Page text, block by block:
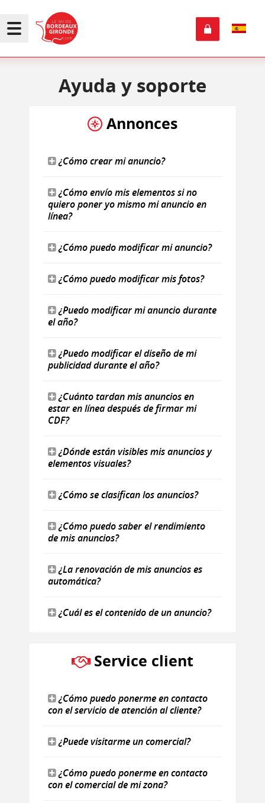
Ayuda y soporte
Annonces
¿Cómo crear mi anuncio?
¿Cómo envío mis elementos si no
quiero poner yo mismo mi anuncio en
línea?
¿Cómo puedo modificar mi anuncio?
¿Cómo puedo modificar mis fotos?
¿Puedo modificar mi anuncio durante
el año?
¿Puedo modificar el diseño de mi
publicidad durante el año?
¿Cuánto tardan mis anuncios en
estar en línea después de firmar mi
CDF?
¿Dónde están visibles mis anuncios y
elementos visuales?
¿Cómo se clasifican los anuncios?
¿Cómo puedo saber el rendimiento
de mis anuncios?
¿La renovación de mis anuncios es
automática?
¿Cuál es el contenido de un anuncio?
Service client
¿Cómo puedo ponerme en contacto
con el servicio de atención al cliente?
¿Puede visitarme un comercial?
¿Cómo puedo ponerme en contacto
con el comercial de mi zona?